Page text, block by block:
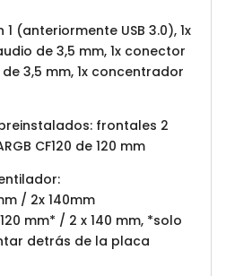
1 (anteriormente USB 3.0), 1x
de 3,5 mm, 1x conector
3,5 mm, 1x concentrador
frontales 2
CF120 de 120 mm
/ 2x 140mm
mm* / 2 x 140 mm, *solo
detrás de la placa